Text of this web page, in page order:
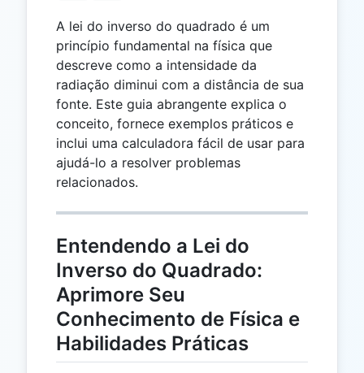
A lei do inverso do quadrado é um
princípio fundamental na física que
descreve como a intensidade da
radiação diminui com a distância de sua
fonte. Este guia abrangente explica o
conceito, fornece exemplos práticos e
inclui uma calculadora fácil de usar para
ajudá-lo a resolver problemas
relacionados.
Entendendo a Lei do
Inverso do Quadrado:
Aprimore Seu
Conhecimento de Física e
Habilidades Práticas